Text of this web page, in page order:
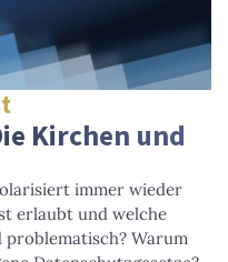
Kirchen und
immer wieder
erlaubt und welche
Warum